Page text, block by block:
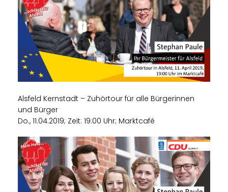
Alsfeld Kernstadt – Zuhörtour für alle Bürgerinnen
und Bürger
Do., 11.04.2019; Zeit: 19:00 Uhr; Marktcafé